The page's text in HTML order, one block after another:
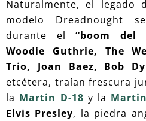
Naturalmente, el legado
modelo Dreadnought
durante el “boom del
Woodie Guthrie, The
Trio, Joan Baez, Bob
etcétera, traían frescura
la Martin D-18 y la
Elvis Presley, la piedra